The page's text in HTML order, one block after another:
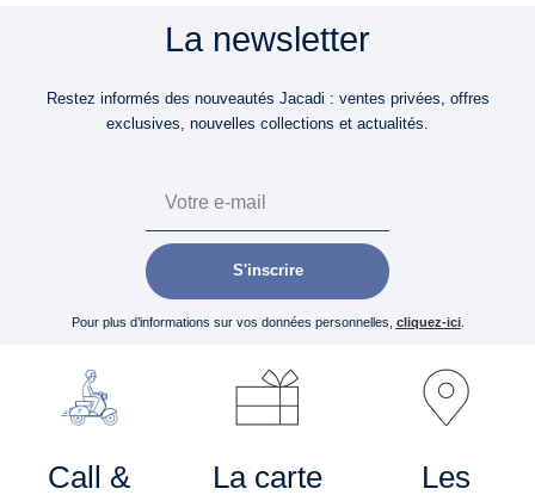
La newsletter
Restez informés des nouveautés Jacadi : ventes privées, offres
exclusives, nouvelles collections et actualités.
S'inscrire
Pour plus d’informations sur vos données personnelles, cliquez-ici.
Call &
La carte
Les